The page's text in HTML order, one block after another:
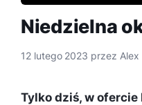
Niedzielna
12 lutego 2023 przez Alex
Tylko dziś, w ofercie